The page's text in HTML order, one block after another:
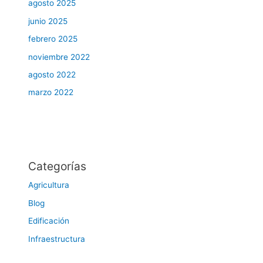
agosto 2025
junio 2025
febrero 2025
noviembre 2022
agosto 2022
marzo 2022
Categorías
Agricultura
Blog
Edificación
Infraestructura